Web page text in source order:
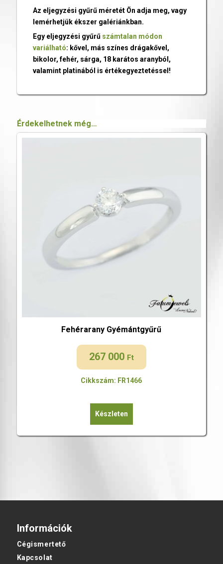
Az eljegyzési gyűrű méretét Ön adja meg, vagy
lemérhetjük ékszer galériánkban.
Egy eljegyzési gyűrű számtalan módon
variálható: kővel, más színes drágakővel,
bikolor, fehér, sárga, 18 karátos aranyból,
valamint platinából is értékegyeztetéssel!
Érdekelhetnek még…
Fehérarany Gyémántgyűrű
267 000 Ft
Cikkszám: FR1466
Készleten
Információk
Cégismertető
Kapcsolat